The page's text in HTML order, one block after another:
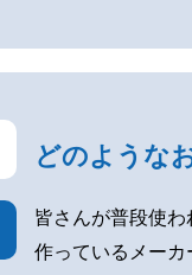
どのような
皆さんが普段使
作っているメーカ